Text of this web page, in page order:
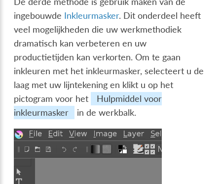
ingebouwde Inkleurmasker. Dit onderdeel heeft
veel mogelijkheden die uw werkmethodiek
dramatisch kan verbeteren en uw
productietijden kan verkorten. Om te gaan
inkleuren met het inkleurmasker, selecteert u de
laag met uw lijntekening en klikt u op het
pictogram voor het
Hulpmiddel voor
inkleurmasker
in de werkbalk.